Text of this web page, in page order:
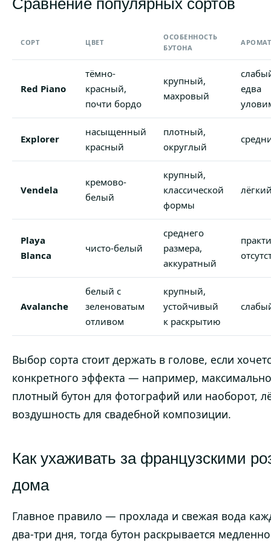
Сравнение популярных сортов
СОРТ ЦВЕТ
ОСОБЕННОСТЬ
БУТОНА
АРОМАТ
Red Piano
тёмно-
красный,
почти бордо
крупный,
махровый
едва
Explorer
насыщенный
красный
плотный,
округлый
Vendela
кремово-
белый
крупный,
классической
формы
Playa
Blanca
чисто-белый
среднего
размера,
аккуратный
Avalanche
белый с
зеленоватым
отливом
крупный,
устойчивый
к раскрытию
Выбор сорта стоит держать в голове, если
конкретного эффекта — например, максимально
плотный бутон для фотографий или наоборот,
воздушность для свадебной композиции.
Как ухаживать за французскими
дома
Главное правило — прохлада и свежая вода
два-три дня, тогда бутон раскрывается